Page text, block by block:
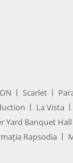
Scarlet
La Vista
Yard Banquet Hall
Rapsodia